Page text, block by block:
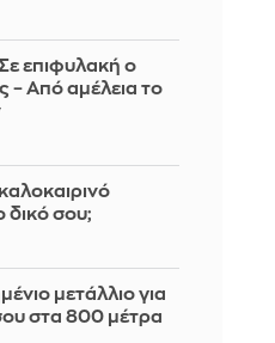
επιφυλακή ο
– Από αμέλεια το
δικό σου;
μετάλλιο για
στα 800 μέτρα